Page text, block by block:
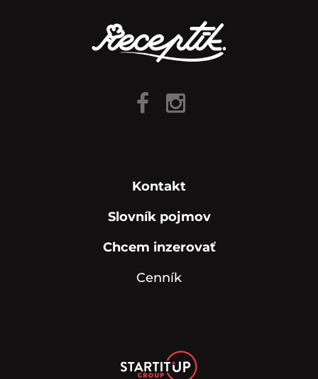
Kontakt
Slovník pojmov
Chcem inzerovať
Cenník